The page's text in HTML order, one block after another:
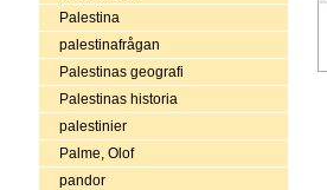
Palestina
palestinafrågan
Palestinas geografi
Palestinas historia
palestinier
Palme, Olof
pandor